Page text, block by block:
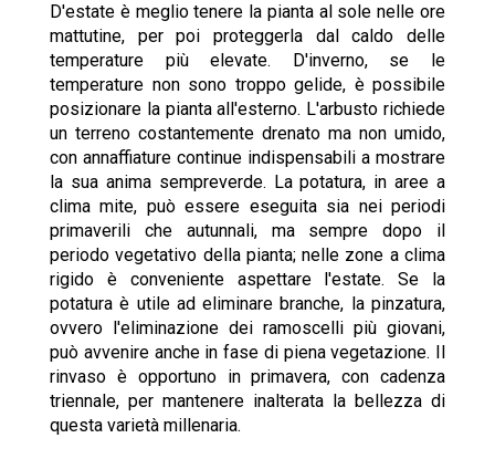
D'estate è meglio tenere la pianta al sole nelle ore
mattutine, per poi proteggerla dal caldo delle
temperature più elevate. D'inverno, se le
temperature non sono troppo gelide, è possibile
posizionare la pianta all'esterno. L'arbusto richiede
un terreno costantemente drenato ma non umido,
con annaffiature continue indispensabili a mostrare
la sua anima sempreverde. La potatura, in aree a
clima mite, può essere eseguita sia nei periodi
primaverili che autunnali, ma sempre dopo il
periodo vegetativo della pianta; nelle zone a clima
rigido è conveniente aspettare l'estate. Se la
potatura è utile ad eliminare branche, la pinzatura,
ovvero l'eliminazione dei ramoscelli più giovani,
può avvenire anche in fase di piena vegetazione. Il
rinvaso è opportuno in primavera, con cadenza
triennale, per mantenere inalterata la bellezza di
questa varietà millenaria.